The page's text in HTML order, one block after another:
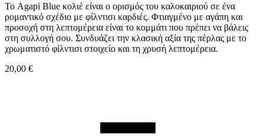
Το Agapi Blue κολιέ είναι ο ορισμός του καλοκαιριού σε ένα
ρομαντικό σχέδιο με φίλντισι καρδιές. Φτιαγμένο με αγάπη και
προσοχή στη λεπτομέρεια είναι το κομμάτι που πρέπει να βάλεις
στη συλλογή σου. Συνδυάζει την κλασική αξία της πέρλας με το
χρωματιστό φίλντισι στοιχείο και τη χρυσή λεπτομέρεια.
20,00 €